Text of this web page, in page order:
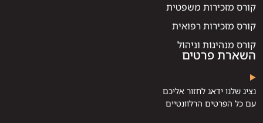
קורס מזכירות משפטית
קורס מזכירות רפואית
קורס מנהיגות וניהול
השארת פרטים
נציג שלנו ידאג לחזור אליכם
עם כל הפרטים הרלוונטיים